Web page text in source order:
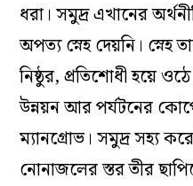
ধরা। সমুদ্র এখানের
অপত্য স্নেহ দেয়নি। স্নেহ
নিষ্ঠুর, প্রতিশোধী হয়ে
উন্নয়ন আর পর্যটনের
ম্যানগ্রোভ। সমুদ্র সহ্য
নোনাজলের স্তর তীর